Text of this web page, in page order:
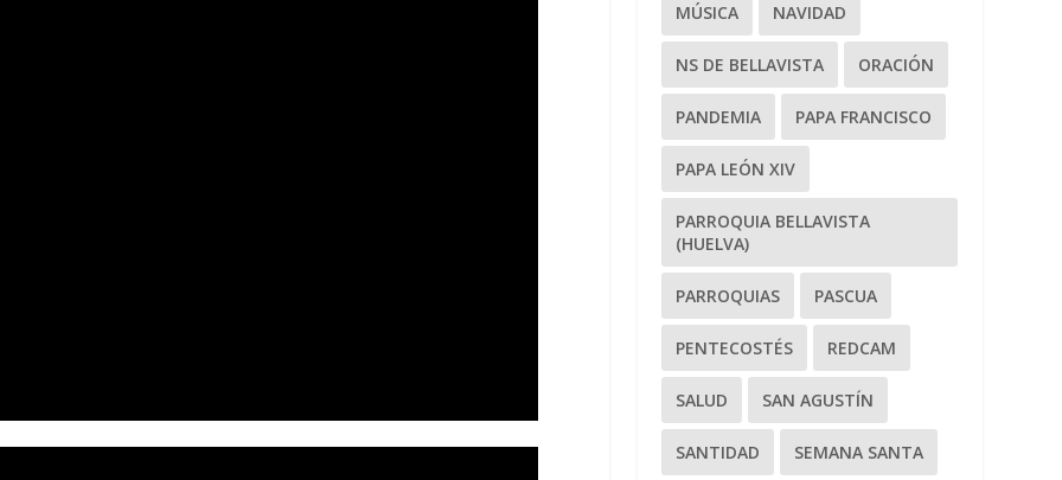
MÚSICA NAVIDAD
NS DE BELLAVISTA ORACIÓN
PANDEMIA PAPA FRANCISCO
PAPA LEÓN XIV
PARROQUIA BELLAVISTA
(HUELVA)
PARROQUIAS PASCUA
PENTECOSTÉS REDCAM
SALUD SAN AGUSTÍN
SANTIDAD SEMANA SANTA